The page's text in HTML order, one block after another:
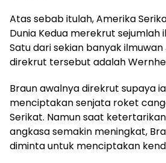
Atas sebab itulah, Amerika
Dunia Kedua merekrut sejumlah
Satu dari sekian banyak
direkrut tersebut adalah
Braun awalnya direkrut supaya
menciptakan senjata roket
Serikat. Namun saat
angkasa semakin meningkat,
diminta untuk menciptakan